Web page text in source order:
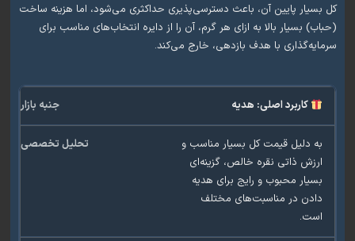
پایین آن، باعث دسترسی‌پذیری حداکثری می‌شود، اما هزینه ساخت
بالا به ازای هر گرم، آن را از دایره انتخاب‌های مناسب برای
با هدف بازدهی، خارج می‌کند.
کاربرد اصلی: هدیه
دلیل قیمت کل بسیار مناسب و
ذاتی نقره خالص، گزینه‌ای
محبوب و رایج برای هدیه
در مناسبت‌های مختلف